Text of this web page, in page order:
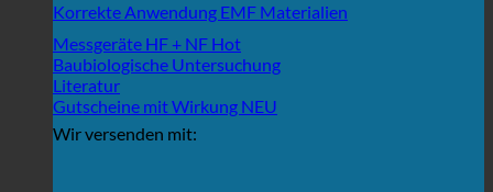
Korrekte Anwendung EMF Materialien
Messgeräte HF + NF
Baubiologische Untersuchung
Literatur
Gutscheine mit Wirkung
Wir versenden mit: